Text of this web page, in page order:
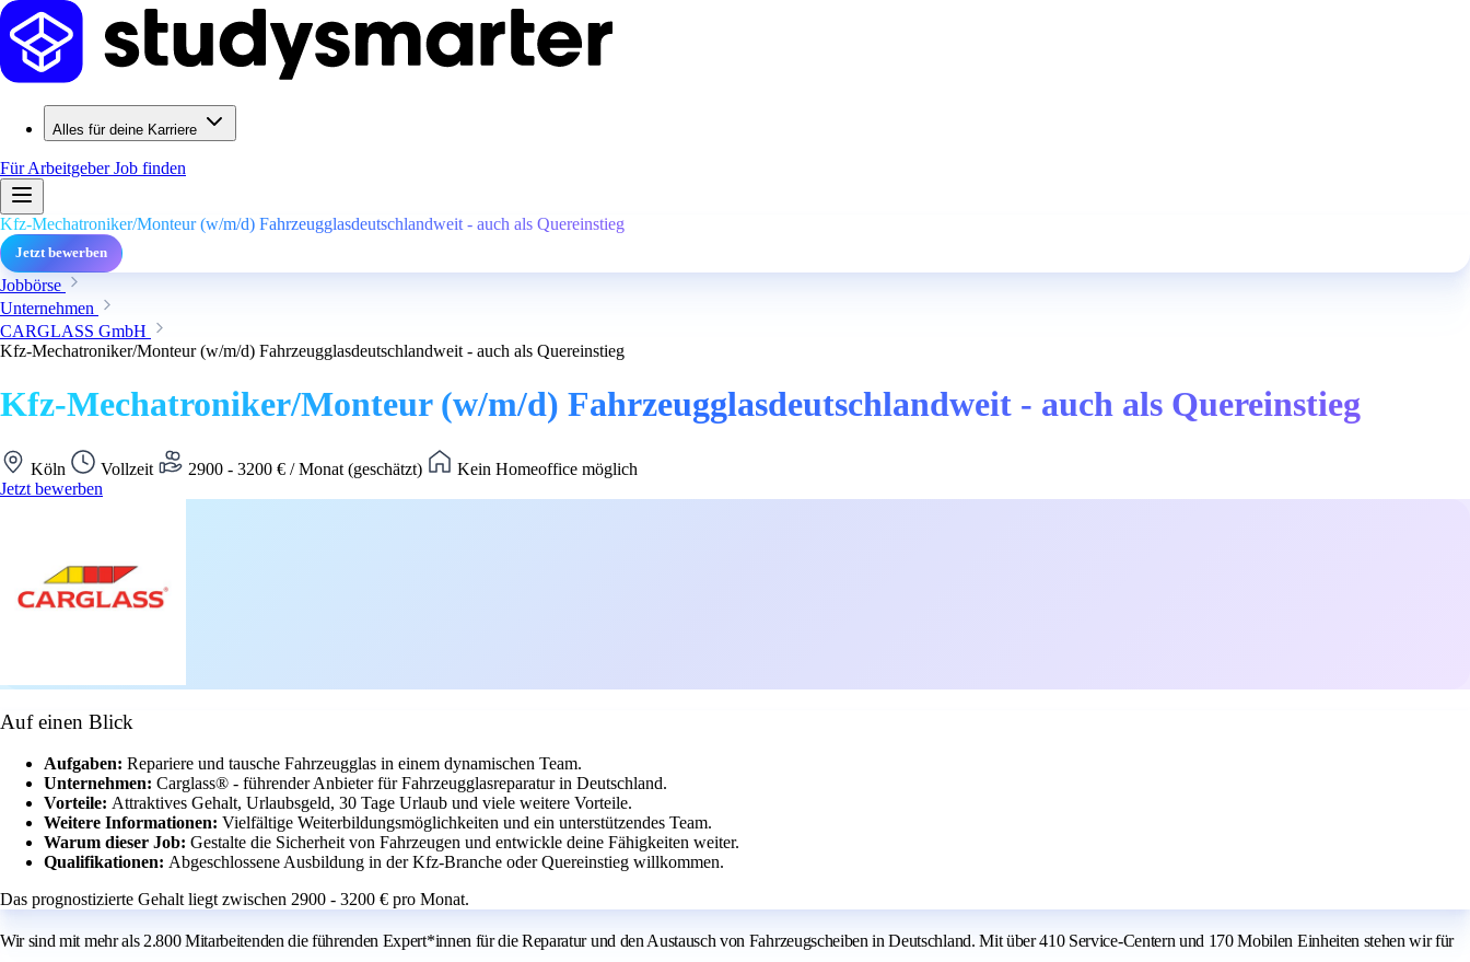
Alles für deine Karriere
Für ArbeitgeberJob finden
Kfz-Mechatroniker/Monteur (w/m/d) Fahrzeugglasdeutschlandweit - auch als Quereinstieg
Jetzt bewerben
Jobbörse
Unternehmen
CARGLASS GmbH
Kfz-Mechatroniker/Monteur (w/m/d) Fahrzeugglasdeutschlandweit - auch als Quereinstieg
Kfz-Mechatroniker/Monteur (w/m/d) Fahrzeugglasdeutschlandweit - auch als Quereinstieg
Köln Vollzeit 2900 - 3200 € / Monat (geschätzt)
Kein Homeoffice möglich
Jetzt bewerben
Auf einen Blick
Aufgaben: Repariere und tausche Fahrzeugglas in einem dynamischen Team.
Unternehmen: Carglass® - führender Anbieter für Fahrzeugglasreparatur in Deutschland.
Vorteile: Attraktives Gehalt, Urlaubsgeld, 30 Tage Urlaub und viele weitere Vorteile.
Weitere Informationen: Vielfältige Weiterbildungsmöglichkeiten und ein unterstützendes Team.
Warum dieser Job: Gestalte die Sicherheit von Fahrzeugen und entwickle deine Fähigkeiten weiter.
Qualifikationen: Abgeschlossene Ausbildung in der Kfz-Branche oder Quereinstieg willkommen.
Das prognostizierte Gehalt liegt zwischen 2900 - 3200 € pro Monat.
Wir sind mit mehr als 2.800 Mitarbeitenden die führenden Expert*innen für die Reparatur und den Austausch von Fahrzeugscheiben in Deutschland. Mit über 410 Service-Centern und 170 Mobilen Einheiten stehen wir für